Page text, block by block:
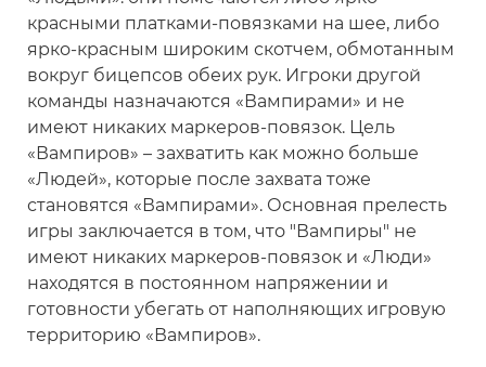
красными платками-повязками на шее, либо
ярко-красным широким скотчем, обмотанным
вокруг бицепсов обеих рук. Игроки другой
команды назначаются «Вампирами» и не
имеют никаких маркеров-повязок. Цель
«Вампиров» – захватить как можно больше
«Людей», которые после захвата тоже
становятся «Вампирами». Основная прелесть
игры заключается в том, что "Вампиры" не
имеют никаких маркеров-повязок и «Люди»
находятся в постоянном напряжении и
готовности убегать от наполняющих игровую
территорию «Вампиров».